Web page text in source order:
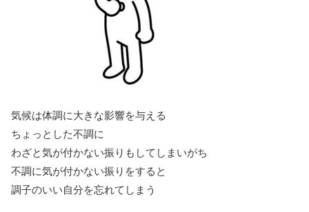
気候は体調に大きな影響を与える
ちょっとした不調に
わざと気が付かない振りもしてしまいがち
不調に気が付かない振りをすると
調子のいい自分を忘れてしまう